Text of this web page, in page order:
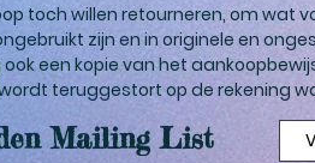
toch willen retourneren, om wat
zijn en in originele en
een kopie van het
teruggestort op de rekening
Mailing List